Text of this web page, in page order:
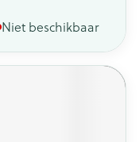
Niet beschikbaar